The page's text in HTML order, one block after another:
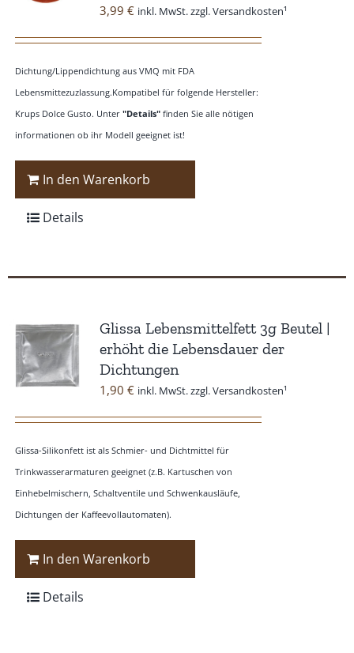
3,99 € inkl. MwSt. zzgl. Versandkosten¹
Dichtung/Lippendichtung aus VMQ mit FDA
Lebensmittezuzlassung.Kompatibel für folgende Hersteller:
Krups Dolce Gusto. Unter "Details"finden Sie alle nötigen
informationen ob ihr Modell geeignet ist!
In den Warenkorb
Details
Glissa Lebensmittelfett 3g Beutel |
erhöht die Lebensdauer der
Dichtungen
1,90 € inkl. MwSt. zzgl. Versandkosten¹
Glissa-Silikonfett ist als Schmier- und Dichtmittel für
Trinkwasserarmaturen geeignet (z.B. Kartuschen von
Einhebelmischern, Schaltventile und Schwenkausläufe,
Dichtungen der Kaffeevollautomaten).
In den Warenkorb
Details